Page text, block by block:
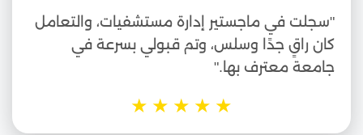
"سجلت في ماجستير إدارة مستشفيات، والتعامل
كان راقٍ جدًا وسلس، وتم قبولي بسرعة في
جامعة معترف بها."
★
★
★
★
★